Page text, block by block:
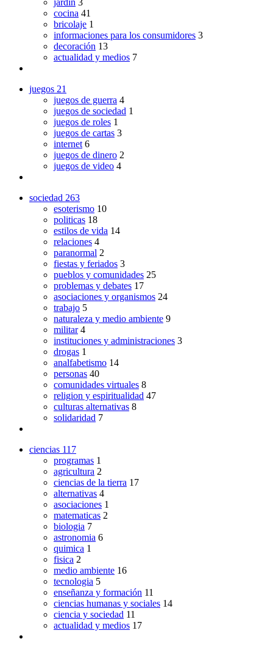
cocina 41
bricolaje 1
informaciones para los consumidores 3
decoración 13
actualidad y medios 7
juegos 21
juegos de guerra 4
juegos de sociedad 1
juegos de roles 1
juegos de cartas 3
internet 6
juegos de dinero 2
juegos de video 4
sociedad 263
esoterismo 10
politicas 18
estilos de vida 14
relaciones 4
paranormal 2
fiestas y feriados 3
pueblos y comunidades 25
problemas y debates 17
asociaciones y organismos 24
trabajo 5
naturaleza y medio ambiente 9
militar 4
instituciones y administraciones 3
drogas 1
analfabetismo 14
personas 40
comunidades virtuales 8
religion y espiritualidad 47
culturas alternativas 8
solidaridad 7
ciencias 117
programas 1
agricultura 2
ciencias de la tierra 17
alternativas 4
asociaciones 1
matematicas 2
biologia 7
astronomia 6
quimica 1
fisica 2
medio ambiente 16
tecnologia 5
enseñanza y formación 11
ciencias humanas y sociales 14
ciencia y sociedad 11
actualidad y medios 17